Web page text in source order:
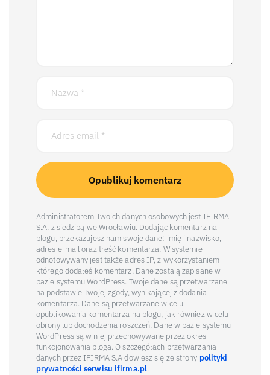
Administratorem Twoich danych osobowych jest IFIRMA
S.A. z siedzibą we Wrocławiu. Dodając komentarz na
blogu, przekazujesz nam swoje dane: imię i nazwisko,
adres e-mail oraz treść komentarza. W systemie
odnotowywany jest także adres IP, z wykorzystaniem
którego dodałeś komentarz. Dane zostają zapisane w
bazie systemu WordPress. Twoje dane są przetwarzane
na podstawie Twojej zgody, wynikającej z dodania
komentarza. Dane są przetwarzane w celu
opublikowania komentarza na blogu, jak również w celu
obrony lub dochodzenia roszczeń. Dane w bazie systemu
WordPress są w niej przechowywane przez okres
funkcjonowania bloga. O szczegółach przetwarzania
danych przez IFIRMA S.A dowiesz się ze strony polityki
prywatności serwisu ifirma.pl.